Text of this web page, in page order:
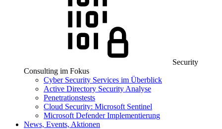
Security
Consulting im Fokus
Cyber Security Services im Überblick
Active Directory Security Analyse
Penetrationstests
Cloud Security: Microsoft Sentinel
Microsoft Defender Implementierung
News, Events, Aktionen